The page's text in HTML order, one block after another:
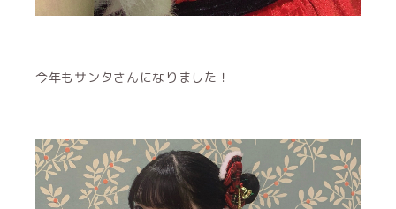
今年もサンタさんになりました！